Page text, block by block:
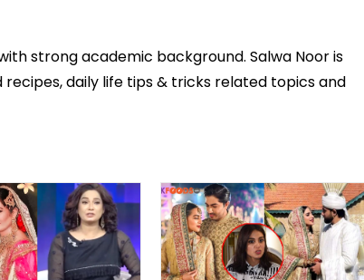
strong academic background. Salwa Noor is
daily life tips & tricks related topics and